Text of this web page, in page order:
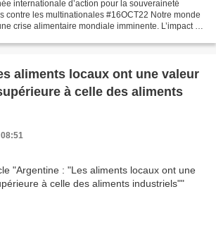
internationale d’action pour la souveraineté
contre les multinationales #16OCT22 Notre monde
crise alimentaire mondiale imminente. L’impact de
aliments locaux ont une valeur
à celle des aliments